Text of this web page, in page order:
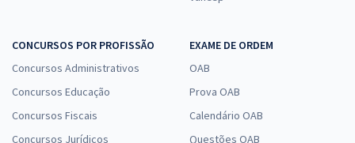
CONCURSOS POR PROFISSÃO
Concursos Administrativos
Concursos Educação
Concursos Fiscais
Concursos Jurídicos
EXAME DE ORDEM
OAB
Prova OAB
Calendário OAB
Questões OAB